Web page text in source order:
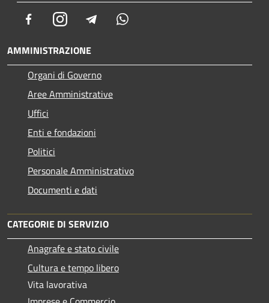
FacebookInstagram Telegram
AMMINISTRAZIONE
Organi di Governo
Aree Amministrative
Uffici
Enti e fondazioni
Politici
Personale Amministrativo
Documenti e dati
CATEGORIE DI SERVIZIO
Anagrafe e stato civile
Cultura e tempo libero
Vita lavorativa